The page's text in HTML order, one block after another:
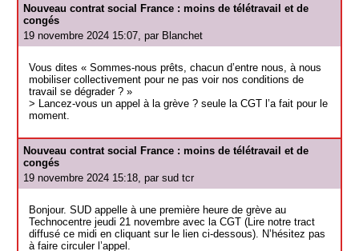
Nouveau contrat social France : moins de télétravail et de
congés
19 novembre 2024 15:07, par Blanchet
Vous dites « Sommes-nous prêts, chacun d’entre nous, à nous
mobiliser collectivement pour ne pas voir nos conditions de
travail se dégrader ? »
> Lancez-vous un appel à la grève ? seule la CGT l’a fait pour le
moment.
Nouveau contrat social France : moins de télétravail et de
congés
19 novembre 2024 15:18, par sud tcr
Bonjour. SUD appelle à une première heure de grève au
Technocentre jeudi 21 novembre avec la CGT (Lire notre tract
diffusé ce midi en cliquant sur le lien ci-dessous). N’hésitez pas
à faire circuler l’appel.